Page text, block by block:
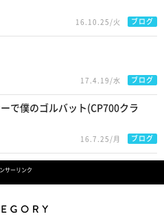
16.10.25/火 ブログ
17.4.19/水 ブログ
で僕のゴルバット(CP700クラ
16.7.25/月 ブログ
サーリンク